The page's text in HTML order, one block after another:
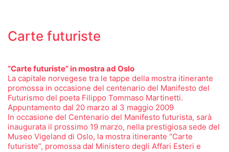
Carte futuriste
“Carte futuriste” in mostra ad Oslo
La capitale norvegese tra le tappe della mostra itinerante
promossa in occasione del centenario del Manifesto del
Futurismo del poeta Filippo Tommaso Martinetti.
Appuntamento dal 20 marzo al 3 maggio 2009
In occasione del Centenario del Manifesto futurista, sarà
inaugurata il prossimo 19 marzo, nella prestigiosa sede del
Museo Vigeland di Oslo, la mostra itinerante “Carte
futuriste”, promossa dal Ministero degli Affari Esteri e